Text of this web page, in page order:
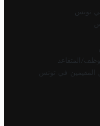
تونس
المتقاعد
المقيمين في تونس